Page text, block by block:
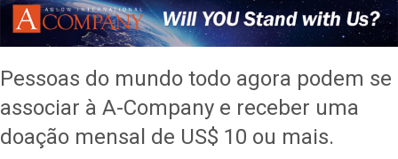
Pessoas do mundo todo agora podem se
associar à A-Company e receber uma
doação mensal de US$ 10 ou mais.